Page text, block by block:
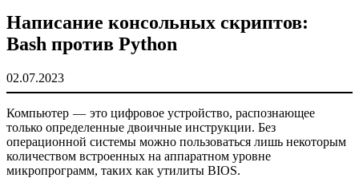
Написание консольных скриптов:
Bash против Python
02.07.2023
Компьютер — это цифровое устройство, распознающее
только определенные двоичные инструкции. Без
операционной системы можно пользоваться лишь некоторым
количеством встроенных на аппаратном уровне
микропрограмм, таких как утилиты BIOS.